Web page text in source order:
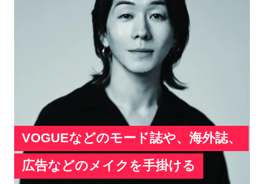
VOGUEなどのモード誌や、海外誌、
広告などのメイクを手掛ける